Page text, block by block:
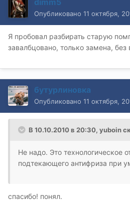
dimm5
Опубликовано 11 октября,
Я пробовал разбирать старую
завалбцовано, только замена, без
бутурлиновка
Опубликовано 11 октября,
В 10.10.2010 в 20:30, yuboin
Не надо. Это технологическое
подтекающего антифриза при
спасибо! понял.